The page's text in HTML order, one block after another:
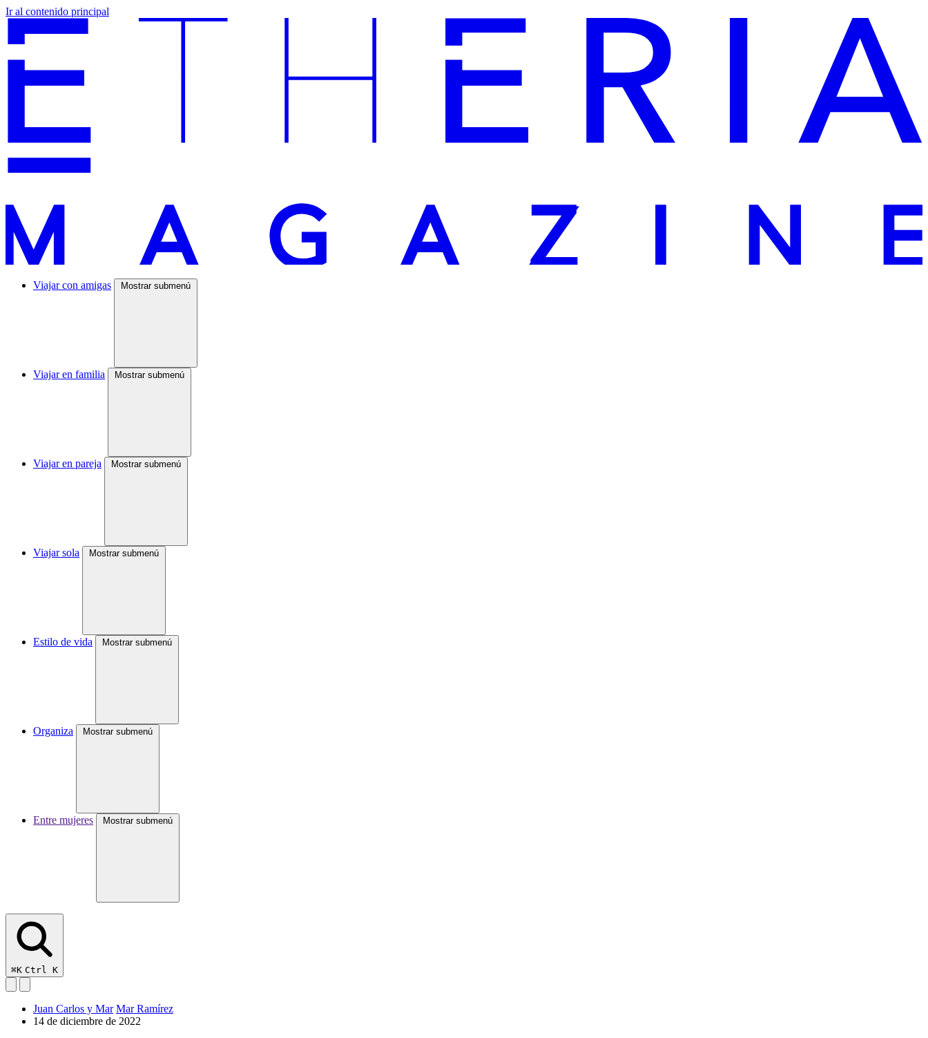
Ir al contenido principal
Viajar con amigas Mostrar submenú
Viajar en familia Mostrar submenú
Viajar en pareja Mostrar submenú
Viajar sola Mostrar submenú
Estilo de vida Mostrar submenú
Organiza Mostrar submenú
Entre mujeres Mostrar submenú
⌘K Ctrl K
Juan Carlos y Mar Mar Ramírez
14 de diciembre de 2022